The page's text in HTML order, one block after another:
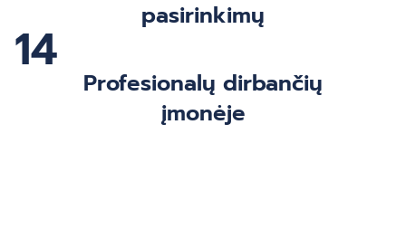
pasirinkimų
14
Profesionalų dirbančių
įmonėje